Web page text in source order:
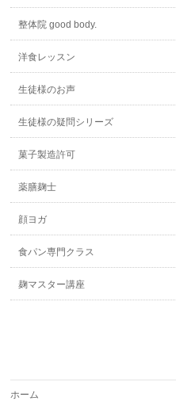
整体院 good body.
洋食レッスン
生徒様のお声
生徒様の疑問シリーズ
菓子製造許可
薬膳麹士
顔ヨガ
食パン専門クラス
麹マスター講座
ホーム